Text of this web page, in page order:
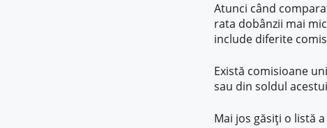
Atunci când
rata dobânzii mai
include diferite
Există comisioane
sau din soldul
Mai jos găsiți o listă